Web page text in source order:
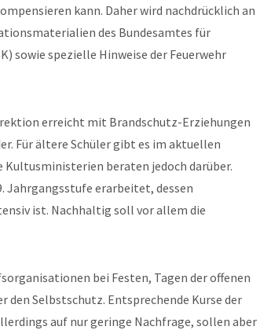
kann. Daher wird nachdrücklich an
des Bundesamtes für
sowie spezielle Hinweise der Feuerwehr
erreicht mit Brandschutz-Erziehungen
Für ältere Schüler gibt es im aktuellen
beraten jedoch darüber.
Jahrgangsstufe erarbeitet, dessen
ist. Nachhaltig soll vor allem die
bei Festen, Tagen der offenen
Selbstschutz. Entsprechende Kurse der
auf nur geringe Nachfrage, sollen aber